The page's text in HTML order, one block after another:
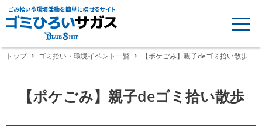
ごみ拾いや環境活動を簡単に探せるサイト
トップ ゴミ拾い・環境イベント一覧 【ポケごみ】親子deゴミ拾い散歩
【ポケごみ】親子deゴミ拾い散歩